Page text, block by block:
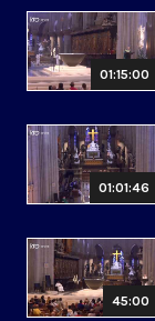
01:15:00
01:01:46
45:00